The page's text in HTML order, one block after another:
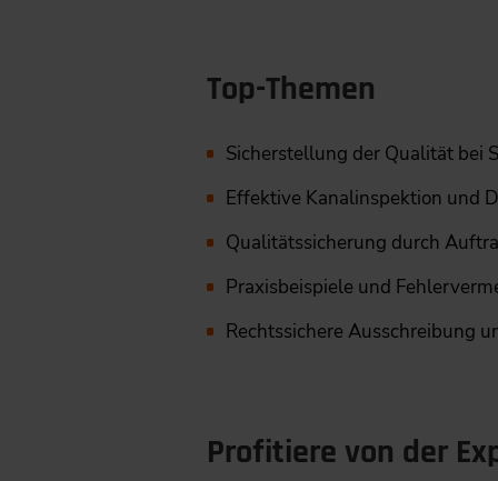
Top-Themen
Sicherstellung der Qualität bei
Effektive Kanalinspektion und
Qualitätssicherung durch
Praxisbeispiele und
Rechtssichere Ausschreibung
Profitiere von der